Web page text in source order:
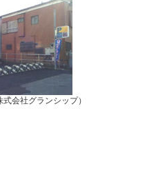
式会社グランシップ）